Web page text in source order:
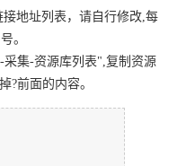
地址列表，请自行修改,每
。
集-资源库列表",复制资源
?前面的内容。